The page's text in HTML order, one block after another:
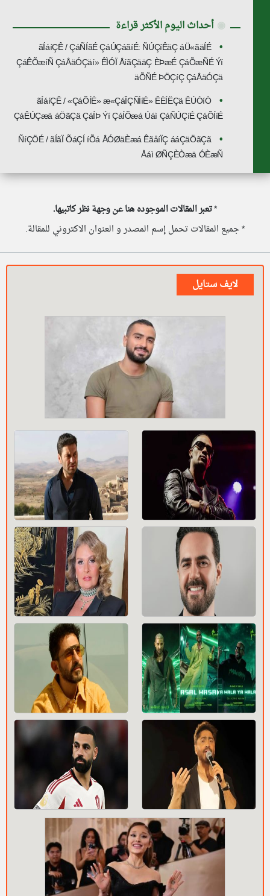
◉ أحداث اليوم الأكثر قراءة
ãÍáíÇÊ / ÇáÑÍãÉ ÇáÚÇáãíÉ: ÑÚÇíÊäÇ áÜ«ãäÍÉ
ÇáÊÕæíÑ ÇáÅäÓÇäí» ÊÌÓÏ ÅíãÇääÇ ÈÞæÉ ÇáÕæÑÉ Ýí
äÕÑÉ ÞÖÇíÇ ÇáÅäÓÇä
ãÍáíÇÊ / «ÇáÕÍÉ» æ«ÇáÎÇÑÌíÉ» ÊÈÍËÇä ÊÚÒíÒ
ÇáÊÚÇæä áÖãÇä ÇáÍÞ Ýí ÇáÍÕæá Úáì ÇáÑÚÇíÉ ÇáÕÍíÉ
ÑíÇÖÉ / ãÍãÏ ÕáÇÍ íÕá ÅÓØäÈæá ÊãåíÏÇ ááÇäÖãÇã
Åáì ØÑÇÈÒæä ÓÈæÑ
*تعبر المقالات الموجوده هنا عن وجهة نظر كاتبيها.
* جميع المقالات تحمل إسم المصدر و العنوان الاكتروني للمقالة.
لايف ستايل